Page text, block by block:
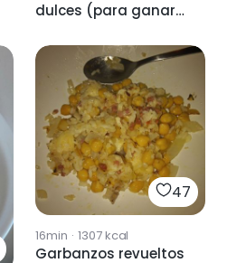
dulces (para ganar
47
16min · 1307kcal
Garbanzos revueltos